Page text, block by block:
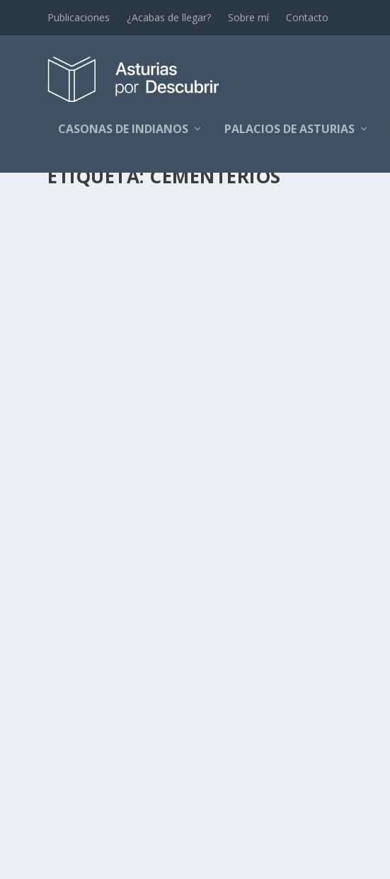
Publicaciones ¿Acabas de llegar? Sobre mí Contacto
CASONAS DE INDIANOS PALACIOS DE ASTURIAS
ETIQUETA:CEMENTERIOS